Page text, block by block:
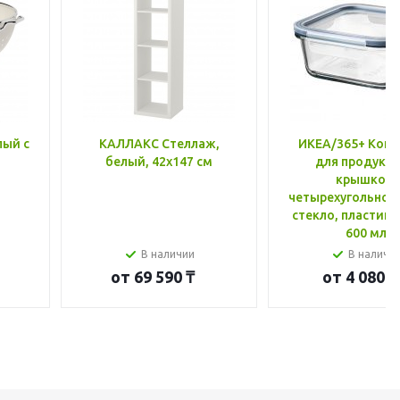
с
КАЛЛАКС Стеллаж,
белый, 42x147 см
В наличии
от 69 590 ₸
ИКЕА/365+
для
крышкой,
стекло, пластик
600 мл
В
от 4 080 ₸